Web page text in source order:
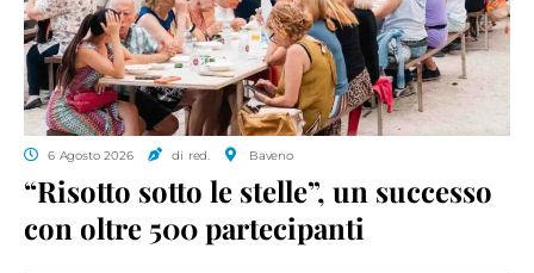
6 Agosto 2026 di red. Baveno
“Risotto sotto le stelle”, un successo
con oltre 500 partecipanti